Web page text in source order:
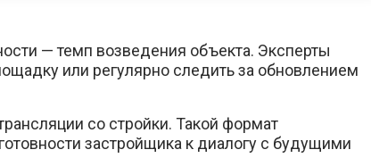
— темп возведения объекта. Эксперты
или регулярно следить за обновлением
со стройки. Такой формат
застройщика к диалогу с будущими